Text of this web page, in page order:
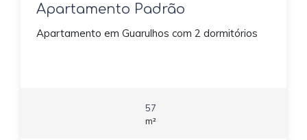
Apartamento Padrão
Apartamento em Guarulhos com 2 dormitórios
57
m²